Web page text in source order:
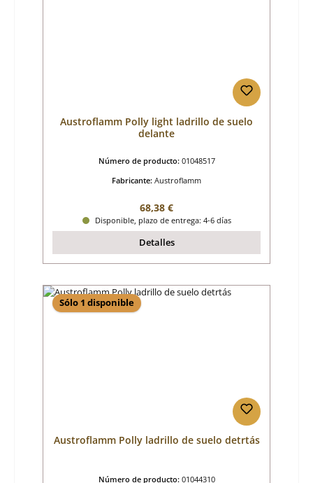
Austroflamm Polly light ladrillo de suelo
delante
Número de producto: 01048517
Fabricante: Austroflamm
Precio normal:
68,38 €
Disponible, plazo de entrega: 4-6 días
Detalles
Sólo 1 disponible
Austroflamm Polly ladrillo de suelo detrtás
Número de producto: 01044310